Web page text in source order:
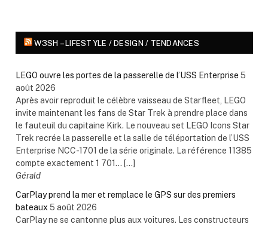
W3SH – LIFESTYLE / DESIGN / TENDANCES
LEGO ouvre les portes de la passerelle de l’USS Enterprise 5
août 2026
Après avoir reproduit le célèbre vaisseau de Starfleet, LEGO
invite maintenant les fans de Star Trek à prendre place dans
le fauteuil du capitaine Kirk. Le nouveau set LEGO Icons Star
Trek recrée la passerelle et la salle de téléportation de l’USS
Enterprise NCC-1701 de la série originale. La référence 11385
compte exactement 1 701... […]
Gérald
CarPlay prend la mer et remplace le GPS sur des premiers
bateaux 5 août 2026
CarPlay ne se cantonne plus aux voitures. Les constructeurs